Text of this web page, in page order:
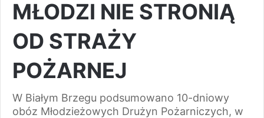
MŁODZI NIE STRONIĄ
OD STRAŻY
POŻARNEJ
W Białym Brzegu podsumowano 10-dniowy
obóz Młodzieżowych Drużyn Pożarniczych, w